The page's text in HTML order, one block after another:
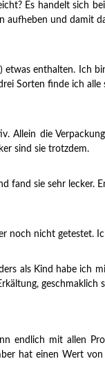
Es handelt sich
und damit
) etwas enthalten. Ich
Sorten finde ich
Allein die
sind sie trotzdem.
fand sie sehr
noch nicht getestet.
als Kind habe
endlich mit allen
hat einen Wert